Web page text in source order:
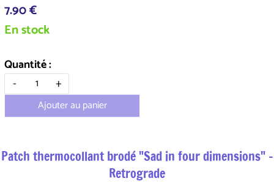
7.90 €
En stock
Quantité :
-
+
Ajouter au panier
Patch thermocollant brodé "Sad in four dimensions" -
Retrograde